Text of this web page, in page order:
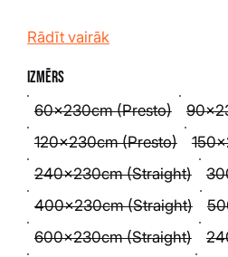
Rādīt vairāk
60x230cm (Presto)
120x230cm (Presto)
240x230cm (Straight)
400x230cm (Straight)
600x230cm (Straight)
Izmērs